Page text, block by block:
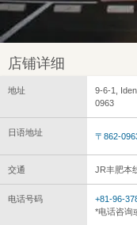
店铺详细
地址
9-6-1,
0963
日语地址 〒862-
交通 JR丰肥本
电话号码
+81-96-
*电话咨询